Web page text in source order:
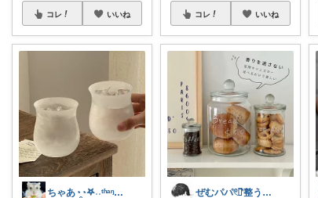
コレ いいね
ちゃあ◔̯◔‪𖤐˒˒ᵗʱᵃᵑᵏᵧₒᵤ
コレ いいね
ぜむパパ𓏲𓎨整う暮らしのお手伝い